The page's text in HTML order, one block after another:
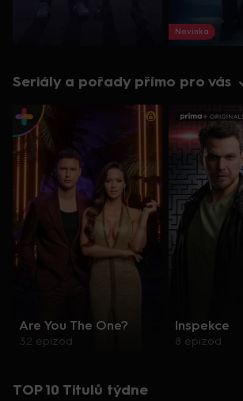
Novinka
Seriály a pořady přímo pro vás
Are You The One?
32 epizod
Inspekce
8 epizod
TOP 10 Titulů týdne